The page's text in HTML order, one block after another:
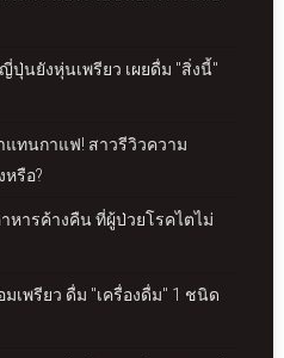
นยังหุ่นเพรียว เผยดื่ม "สิ่งนี้"
แทนกาแฟ! สาวรีวิวความ
รือ?
หารค้างคืน ที่ผู้ป่วยโรคไตไม่
เพรียว ดื่ม "เครื่องดื่ม" 1 ชนิด